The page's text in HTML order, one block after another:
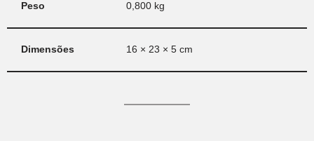
Peso 0,800 kg
Dimensões 16 × 23 × 5 cm